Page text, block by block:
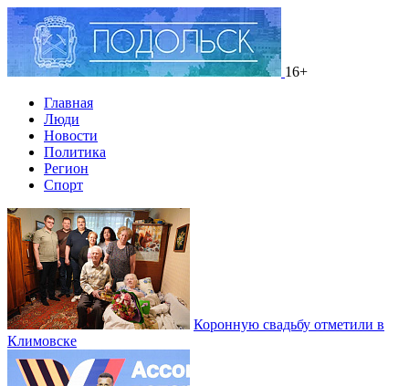
16+
Главная
Люди
Новости
Политика
Регион
Спорт
Коронную свадьбу отметили в
Климовске